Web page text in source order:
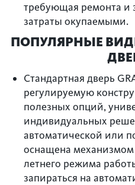
требующая ремонта и
затраты окупаемыми.
ПОПУЛЯРНЫЕ
Стандартная дверь
регулируемую
полезных опций,
индивидуальных
автоматической или
оснащена
летнего режима
запираться на